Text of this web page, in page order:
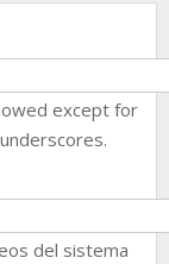
except for
del sistema